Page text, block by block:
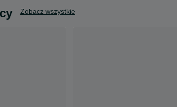
Zobacz wszystkie